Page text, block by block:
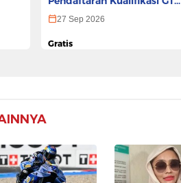
ULTRA 2026
27 Sep 2026
Gratis